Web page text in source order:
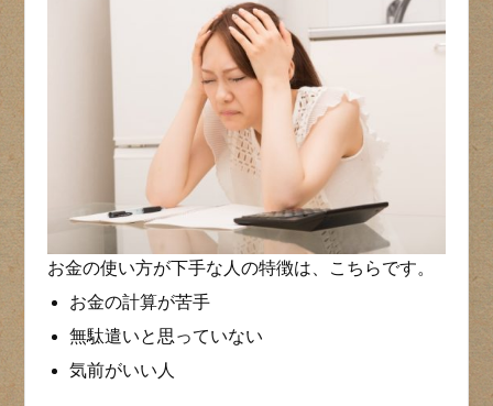
お金の使い方が下手な人の特徴は、こちらです。
お金の計算が苦手
無駄遣いと思っていない
気前がいい人